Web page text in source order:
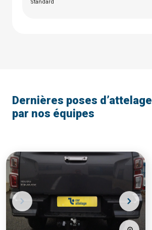
Standard
Dernières poses d’attelage
par nos équipes